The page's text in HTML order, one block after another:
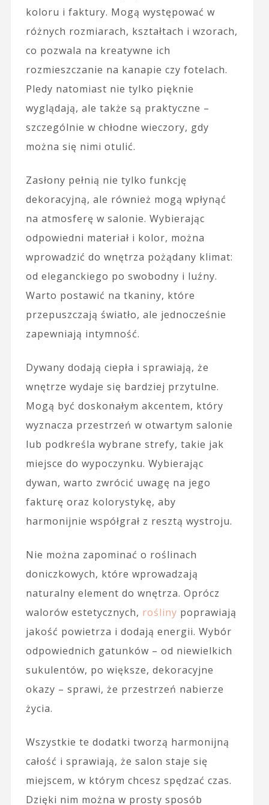
koloru i faktury. Mogą występować w
różnych rozmiarach, kształtach i wzorach,
co pozwala na kreatywne ich
rozmieszczanie na kanapie czy fotelach.
Pledy natomiast nie tylko pięknie
wyglądają, ale także są praktyczne –
szczególnie w chłodne wieczory, gdy
można się nimi otulić.
Zasłony pełnią nie tylko funkcję
dekoracyjną, ale również mogą wpłynąć
na atmosferę w salonie. Wybierając
odpowiedni materiał i kolor, można
wprowadzić do wnętrza pożądany klimat:
od eleganckiego po swobodny i luźny.
Warto postawić na tkaniny, które
przepuszczają światło, ale jednocześnie
zapewniają intymność.
Dywany dodają ciepła i sprawiają, że
wnętrze wydaje się bardziej przytulne.
Mogą być doskonałym akcentem, który
wyznacza przestrzeń w otwartym salonie
lub podkreśla wybrane strefy, takie jak
miejsce do wypoczynku. Wybierając
dywan, warto zwrócić uwagę na jego
fakturę oraz kolorystykę, aby
harmonijnie współgrał z resztą wystroju.
Nie można zapominać o roślinach
doniczkowych, które wprowadzają
naturalny element do wnętrza. Oprócz
walorów estetycznych, rośliny poprawiają
jakość powietrza i dodają energii. Wybór
odpowiednich gatunków – od niewielkich
sukulentów, po większe, dekoracyjne
okazy – sprawi, że przestrzeń nabierze
życia.
Wszystkie te dodatki tworzą harmonijną
całość i sprawiają, że salon staje się
miejscem, w którym chcesz spędzać czas.
Dzięki nim można w prosty sposób